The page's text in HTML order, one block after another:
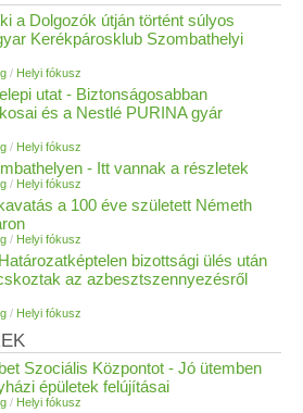
a Dolgozók útján történt súlyos
Kerékpárosklub Szombathelyi
/ Helyi fókusz
utat - Biztonságosabban
és a Nestlé PURINA gyár
/ Helyi fókusz
- Itt vannak a részletek
/ Helyi fókusz
a 100 éve született Németh
/ Helyi fókusz
bizottsági ülés után
az azbesztszennyezésről
/ Helyi fókusz
Szociális Központot - Jó ütemben
épületek felújításai
/ Helyi fókusz